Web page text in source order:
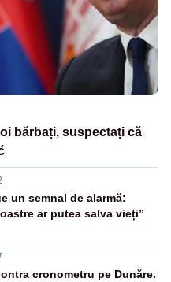
bărbați, suspectați că
un semnal de alarmă:
ar putea salva vieți”
cronometru pe Dunăre.